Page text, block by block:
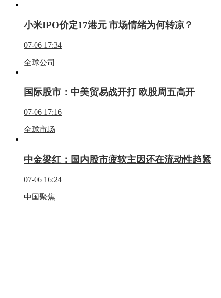
小米IPO价定17港元 市场情绪为何转凉？
07-06 17:34
全球公司
国际股市：中美贸易战开打 欧股周五高开
07-06 17:16
全球市场
中金梁红：国内股市疲软主因还在流动性趋紧
07-06 16:24
中国聚焦